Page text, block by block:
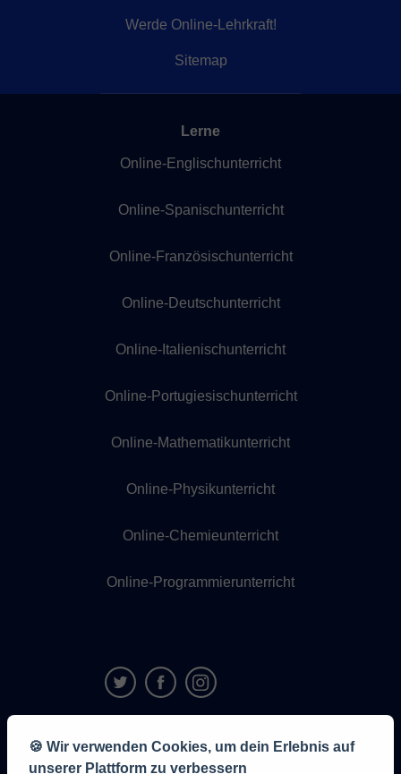
Werde Online-Lehrkraft!
Sitemap
Lerne
Online-Englischunterricht
Online-Spanischunterricht
Online-Französischunterricht
Online-Deutschunterricht
Online-Italienischunterricht
Online-Portugiesischunterricht
Online-Mathematikunterricht
Online-Physikunterricht
Online-Chemieunterricht
Online-Programmierunterricht
9,6/10
1,339,284
🍪 Wir verwenden Cookies, um dein Erlebnis auf
unserer Plattform zu verbessern